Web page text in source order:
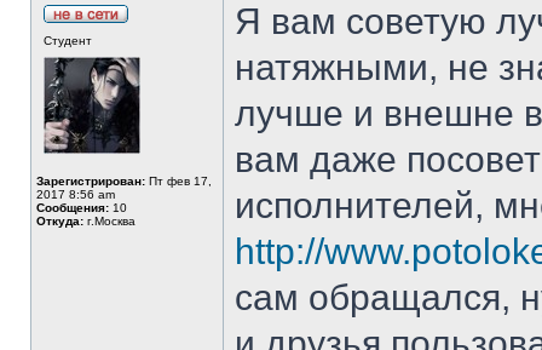
Студент
Зарегистрирован: Пт фев 17,
2017 8:56 am
Сообщения: 10
Откуда: г.Москва
Я вам советую
натяжными, не
лучше и внешне
вам даже
исполнителей,
http://
сам обращался,